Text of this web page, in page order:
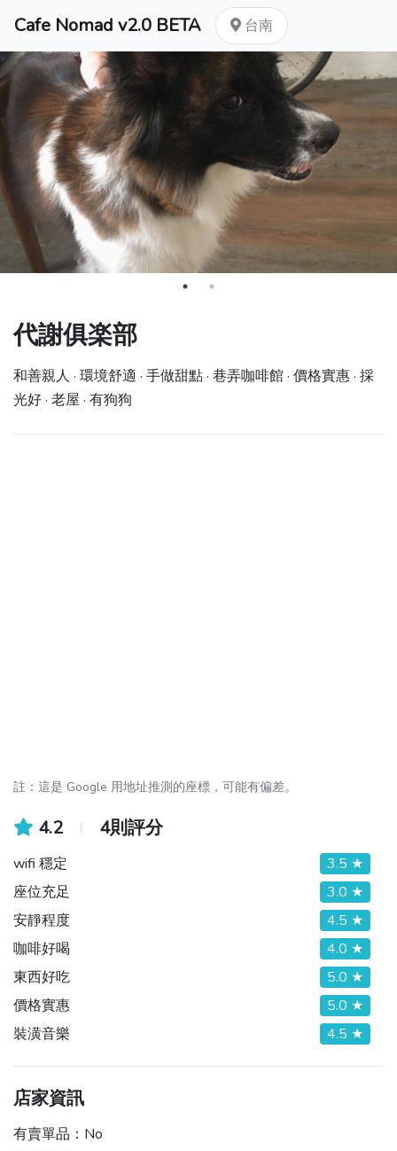
Cafe Nomad v2.0 BETA 台南
代謝俱楽部
和善親人 · 環境舒適 · 手做甜點 · 巷弄咖啡館 · 價格實惠 · 採
光好 · 老屋 · 有狗狗
註：這是 Google 用地址推測的座標，可能有偏差。
4.2 4則評分
wifi 穩定
3.5 ★
座位充足
3.0 ★
安靜程度
4.5 ★
咖啡好喝
4.0 ★
東西好吃
5.0 ★
價格實惠
5.0 ★
裝潢音樂
4.5 ★
店家資訊
有賣單品： No